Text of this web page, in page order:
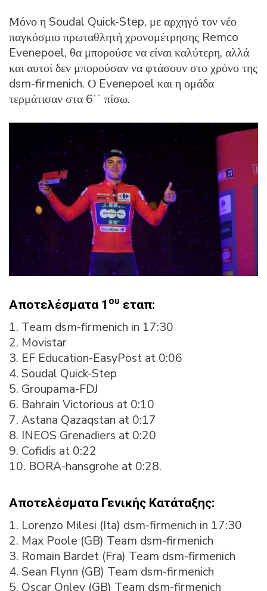
Μόνο η Soudal Quick-Step, με αρχηγό τον νέο
παγκόσμιο πρωταθλητή χρονομέτρησης Remco
Evenepoel, θα μπορούσε να είναι καλύτερη, αλλά
και αυτοί δεν μπορούσαν να φτάσουν στο χρόνο της
dsm-firmenich. Ο Evenepoel και η ομάδα
τερμάτισαν στα 6΄΄ πίσω.
Αποτελέσματα 1 ου εταπ:
1. Team dsm-firmenich in 17:30
2. Movistar
3. EF Education-EasyPost at 0:06
4. Soudal Quick-Step
5. Groupama-FDJ
6. Bahrain Victorious at 0:10
7. Astana Qazaqstan at 0:17
8. INEOS Grenadiers at 0:20
9. Cofidis at 0:22
10. BORA-hansgrohe at 0:28.
Αποτελέσματα Γενικής Κατάταξης:
1. Lorenzo Milesi (Ita) dsm-firmenich in 17:30
2. Max Poole (GB) Team dsm-firmenich
3. Romain Bardet (Fra) Team dsm-firmenich
4. Sean Flynn (GB) Team dsm-firmenich
5. Oscar Onley (GB) Team dsm-firmenich